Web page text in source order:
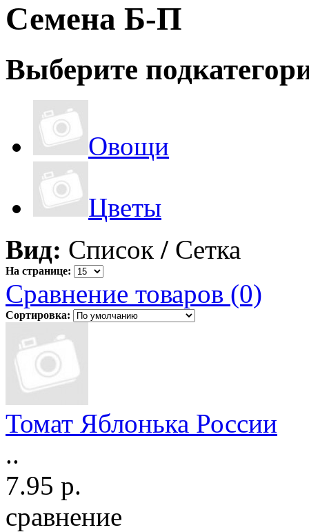
Семена Б-П
Выберите
Овощи
Цветы
Вид: Список / Сетка
На странице:
Сравнение товаров (0)
Сортировка:
Томат Яблонька России
..
7.95 р.
сравнение